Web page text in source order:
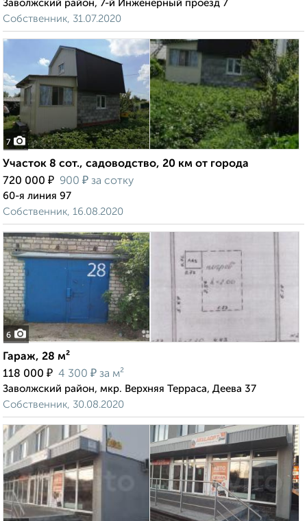
Заволжский район, 7-й Инженерный проезд 7
Собственник, 31.07.2020
7
Участок 8 сот., садоводство, 20 км от города
720 000 ₽ 900 ₽ за сотку
60-я линия 97
Собственник, 16.08.2020
6
Гараж, 28 м²
118 000 ₽ 4 300 ₽ за м²
Заволжский район, мкр. Верхняя Терраса, Деева 37
Собственник, 30.08.2020